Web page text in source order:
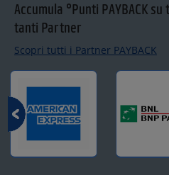
Accumula °Punti PAYBACK
tanti Partner
Scopri tutti i Partner PAYBACK